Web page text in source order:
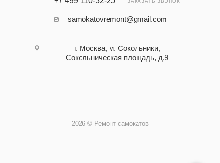
ЗАКАЗАТЬ ЗВОНОК
samokatovremont@gmail.com
г. Москва, м. Сокольники,
Сокольническая площадь, д.9
2026 © Ремонт самокатов